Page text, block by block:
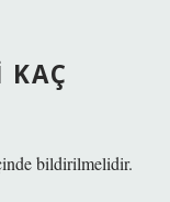
KAÇ
bildirilmelidir.